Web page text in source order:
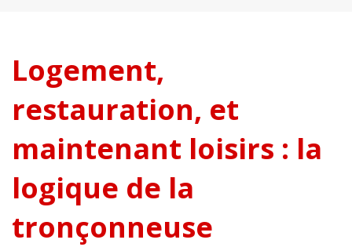
Logement,
restauration, et
maintenant loisirs : la
logique de la
tronçonneuse